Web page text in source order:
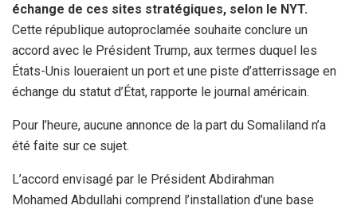
échange de ces sites stratégiques, selon le NYT.
Cette république autoproclamée souhaite conclure un
accord avec le Président Trump, aux termes duquel les
États-Unis loueraient un port et une piste d’atterrissage en
échange du statut d’État, rapporte le journal américain.
Pour l’heure, aucune annonce de la part du Somaliland n’a
été faite sur ce sujet.
L’accord envisagé par le Président Abdirahman
Mohamed Abdullahi comprend l’installation d’une base